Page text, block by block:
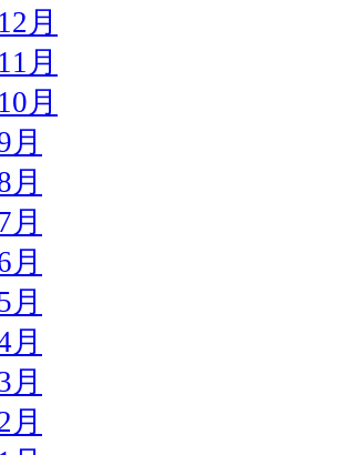
月
月
月
月
月
月
月
月
月
月
月